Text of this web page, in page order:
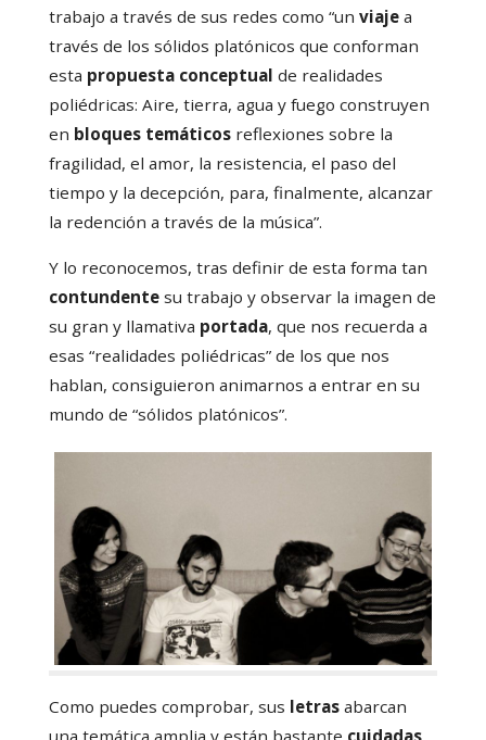
trabajo a través de sus redes como “un viajea
través de los sólidos platónicos que conforman
esta propuesta conceptual de realidades
poliédricas: Aire, tierra, agua y fuego construyen
en bloques temáticosreflexiones sobre la
fragilidad, el amor, la resistencia, el paso del
tiempo y la decepción, para, finalmente, alcanzar
la redención a través de la música”.
Y lo reconocemos, tras definir de esta forma tan
contundentesu trabajo y observar la imagen de
su gran y llamativa portada, que nos recuerda a
esas “realidades poliédricas” de los que nos
hablan, consiguieron animarnos a entrar en su
mundo de “sólidos platónicos”.
Como puedes comprobar, sus letrasabarcan
una temática amplia y están bastante cuidadas.